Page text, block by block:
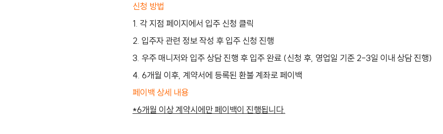
신청 방법
1. 각 지점 페이지에서 입주 신청 클릭
2. 입주자 관련 정보 작성 후 입주 신청 진행
3. 우주 매니저와 입주 상담 진행 후 입주 완료 (신청 후, 영업일 기준 2-3일 이내 상담 진행)
4. 6개월 이후, 계약서에 등록된 환불 계좌로 페이백
페이백 상세 내용
*6개월 이상 계약시에만 페이백이 진행됩니다.